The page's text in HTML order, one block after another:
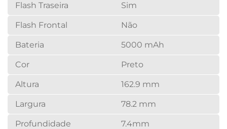
Flash Traseira Sim
Flash Frontal Não
Bateria 5000 mAh
Cor Preto
Altura 162.9 mm
Largura 78.2 mm
Profundidade 7.4mm